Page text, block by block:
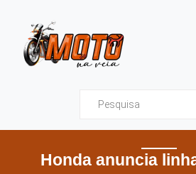
Moto na
Honda anuncia